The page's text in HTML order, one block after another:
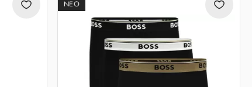
ΝΕΟ